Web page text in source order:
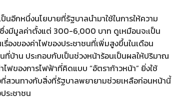
อีกหนึ่งนโยบายที่รัฐบาลนำมาใช้ในการให้ความ
ซึ่งมีมูลค่าตั้งแต่ 300-6,000 บาท ดูเหมือนจะเป็น
องของค่าไฟของประชาชนที่เพิ่มสูงขึ้นในเดือน
ที่บ้าน ประกอบกับเป็นช่วงหน้าร้อนเป็นผลให้ปริมาณ
ฟของการไฟฟ้าที่คิดแบบ “อัตราก้าวหน้า” ยิ่งใช้
ที่สวนทางกับสิ่งที่รัฐบาลพยายามช่วยเหลือก่อนหน้านี้
ระชาชน